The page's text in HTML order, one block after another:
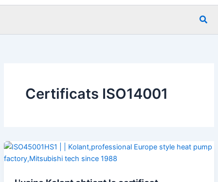
German
Portuguese
Certificats ISO14001